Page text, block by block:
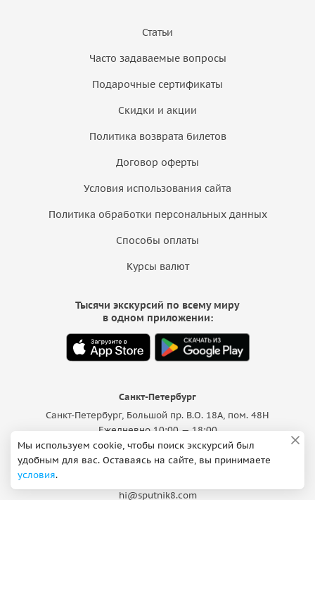
Статьи
Часто задаваемые вопросы
Подарочные сертификаты
Скидки и акции
Политика возврата билетов
Договор оферты
Условия использования сайта
Политика обработки персональных данных
Способы оплаты
Курсы валют
Санкт-Петербург
Санкт-Петербург, Большой пр. В.О. 18A, пом. 48Н
Ежедневно 10:00 — 18:00
Поддержка
hi@sputnik8.com
Тысячи экскурсий по всему миру
в одном приложении:
Мы используем cookie, чтобы поиск экскурсий был
удобным для вас. Оставаясь на сайте, вы принимаете
условия.